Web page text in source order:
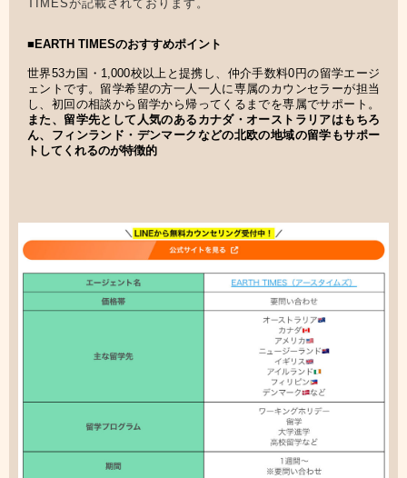
TIMESが記載されております。
■EARTH TIMESのおすすめポイント
世界53カ国・1,000校以上と提携し、仲介手数料0円の留学エージ
ェントです。留学希望の方一人一人に専属のカウンセラーが担当
し、初回の相談から留学から帰ってくるまでを専属でサポート。
また、留学先として人気のあるカナダ・オーストラリアはもちろ
ん、フィンランド・デンマークなどの北欧の地域の留学もサポー
トしてくれるのが特徴的